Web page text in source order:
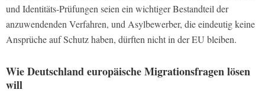
und Identitäts-Prüfungen seien ein wichtiger Bestandteil der
anzuwendenden Verfahren, und Asylbewerber, die eindeutig keine
Ansprüche auf Schutz haben, dürften nicht in der EU bleiben.
Wie Deutschland europäische Migrationsfragen lösen
will